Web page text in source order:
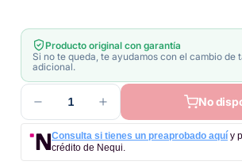
Producto original con garantía
Si no te queda, te ayudamos con el cambio de
adicional.
1 No
Consulta si tienes un preaprobado aquí y
crédito de Nequi.